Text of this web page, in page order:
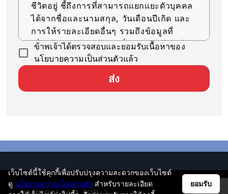
ชีวิตอยู่ ชี้ถึงการที่สามารถแยกแยะตัวบุคคล
ได้จากชื่อและนามสกุล, วันเดือนปีเกิด และ
การให้รายละเอียดอื่นๆ รวมถึงข้อมูลที่
เกี่ยวข้อง (รวมถึงข้อมูลที่สามารถเทียบเคียง
กับข้อมูลอื่นๆ ได้ง่าย ซึ่งจะช่วยให้สามารถ
การรับข้อมูลส่วนบุคคล
การใช้ข้อมูลส่วนบุคคล
เท่าที่จำเป็นสำหรับการดำเนินธุรกิจ ภายใน
ขอบเขตวัตถุประสงค์ที่ระบุไว้ ดังต่อไปนี้
ข้าพเจ้าได้ตรวจสอบและยอมรับเนื้อหาของ
นโยบายความเป็นส่วนตัวแล้ว
ส่ง
เว็บไซต์นี้ใช้คุกกี้เพื่อปรับปรุงความสะดวกของเว็บไซต์
ดู นโยบายความเป็นส่วนตัว สำหรับรายละเอียด
ยอมรับ